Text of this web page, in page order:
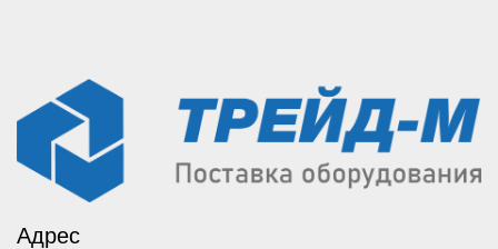
Адрес